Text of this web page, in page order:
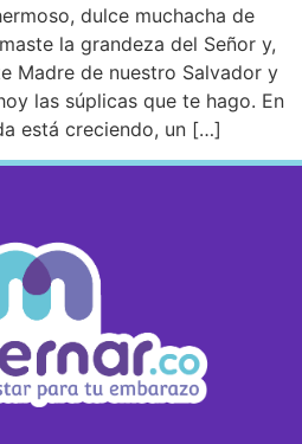
dulce muchacha de
la grandeza del Señor y,
Madre de nuestro Salvador y
las súplicas que te hago. En
está creciendo, un […]